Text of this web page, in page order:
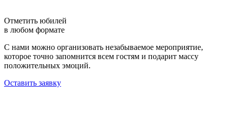
Отметить юбилей
в любом формате
С нами можно организовать незабываемое мероприятие,
которое точно запомнится всем гостям и подарит массу
положительных эмоций.
Оставить заявку